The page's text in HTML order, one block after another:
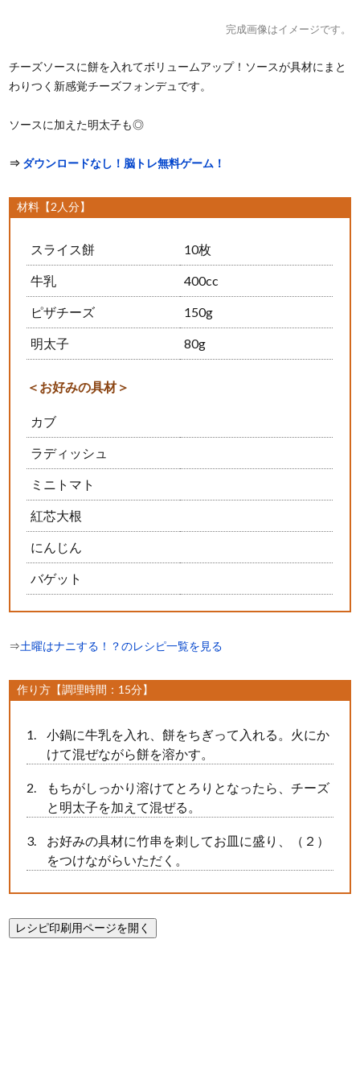
完成画像はイメージです。
チーズソースに餅を入れてボリュームアップ！ソースが具材にまと
わりつく新感覚チーズフォンデュです。
ソースに加えた明太子も◎
⇒ ダウンロードなし！脳トレ無料ゲーム！
材料【2人分】
スライス餅 10枚
牛乳 400cc
ピザチーズ 150g
明太子 80g
＜お好みの具材＞
カブ
ラディッシュ
ミニトマト
紅芯大根
にんじん
バゲット
⇒土曜はナニする！？のレシピ一覧を見る
作り方【調理時間：15分】
小鍋に牛乳を入れ、餅をちぎって入れる。火にか
けて混ぜながら餅を溶かす。
もちがしっかり溶けてとろりとなったら、チーズ
と明太子を加えて混ぜる。
お好みの具材に竹串を刺してお皿に盛り、（２）
をつけながらいただく。